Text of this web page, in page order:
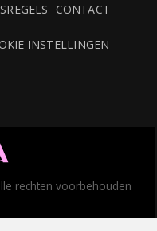
CONTACT
INSTELLINGEN
rechten voorbehouden